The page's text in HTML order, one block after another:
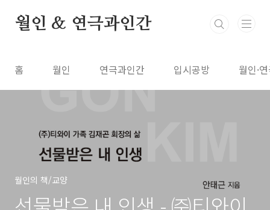
월인 & 연극과인간
홈 월인 연극과인간 입시공방 월인·
월인의 책/교양